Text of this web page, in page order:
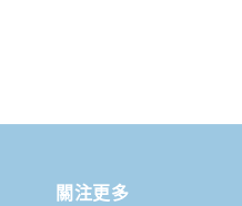
關注更多